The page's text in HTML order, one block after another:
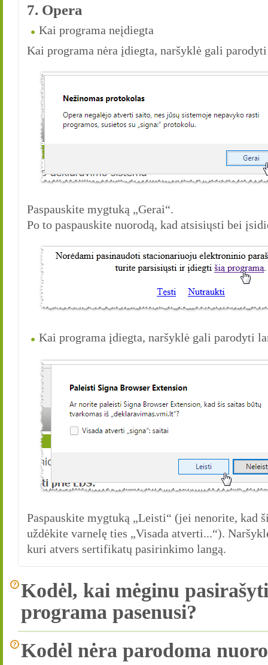
7. Opera
Kai programa neįdiegta
Kai programa nėra įdiegta, naršyklė gali
Paspauskite mygtuką „Gerai“.
Po to paspauskite nuorodą, kad atsisiųsti bei
Kai programa įdiegta, naršyklė gali parodyti
Paspauskite mygtuką „Leisti“ (jei nenorite, kad
uždėkite varnelę ties „Visada atverti...“).
kuri atvers sertifikatų pasirinkimo langą.
Kodėl, kai mėginu
programa pasenusi?
Kodėl nėra parodoma